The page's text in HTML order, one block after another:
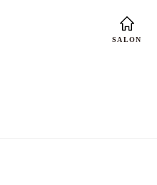
SALON